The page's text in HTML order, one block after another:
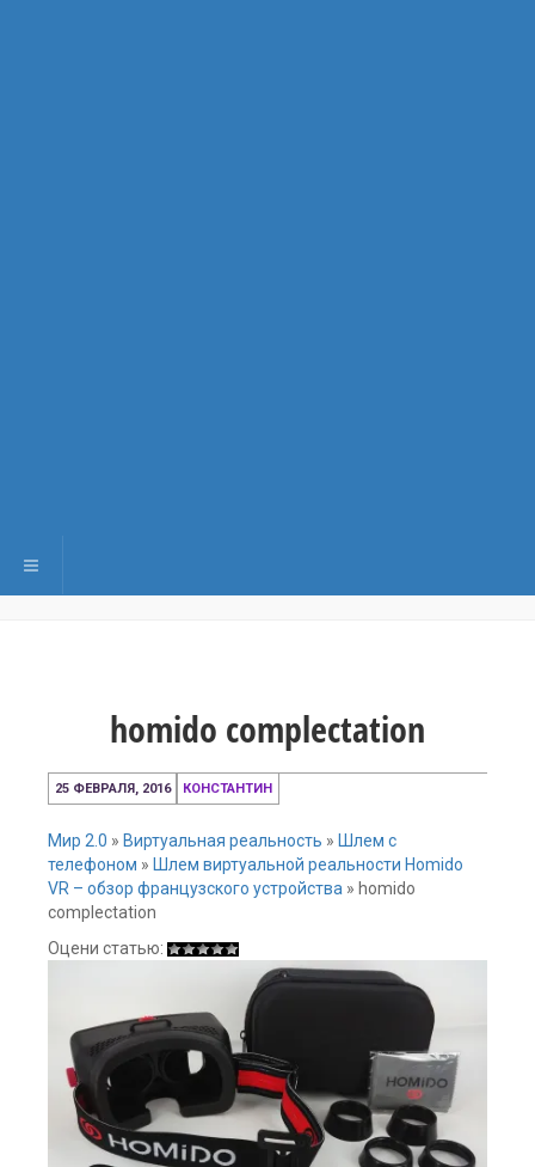
Переключить навигацию
homido complectation
25 ФЕВРАЛЯ, 2016
25
февраля,
КОНСТАНТИН
Мир 2.0 » Виртуальная реальность » Шлем с
телефоном » Шлем виртуальной реальности Homido
VR – обзор французского устройства » homido
complectation
Оцени статью: